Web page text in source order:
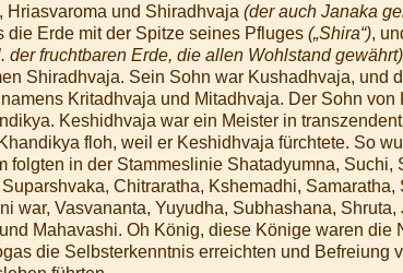
Hriasvaroma und Shiradhvaja (der auch Janaka
die Erde mit der Spitze seines Pfluges („Shira“),
der fruchtbaren Erde, die allen Wohlstand gewährt)
Shiradhvaja. Sein Sohn war Kushadhvaja, und
Kritadhvaja und Mitadhvaja. Der Sohn
Keshidhvaja war ein Meister in
floh, weil er Keshidhvaja fürchtete. So
folgten in der Stammeslinie Shatadyumna, Suchi,
Chitraratha, Kshemadhi,
war, Vasvananta, Yuyudha, Subhashana,
Mahavashi. Oh König, diese Könige waren die
die Selbsterkenntnis erreichten und Befreiung